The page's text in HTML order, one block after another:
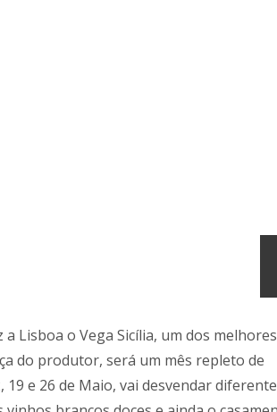
Lisboa o Vega Sicília, um dos melhores
do produtor, será um mês repleto de
e 26 de Maio, vai desvendar